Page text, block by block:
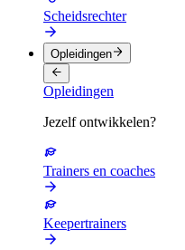
Scheidsrechter
Opleidingen
Opleidingen
Jezelf ontwikkelen?
Trainers en coaches
Keepertrainers